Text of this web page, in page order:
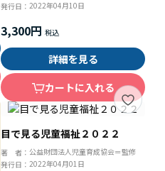
発行日： 2022年04月10日
3,300円
詳細を見る
カートに入れる
目で見る児童福祉２０２２
著 者： 公益財団法人児童育成協会＝監修
発行日： 2022年04月01日